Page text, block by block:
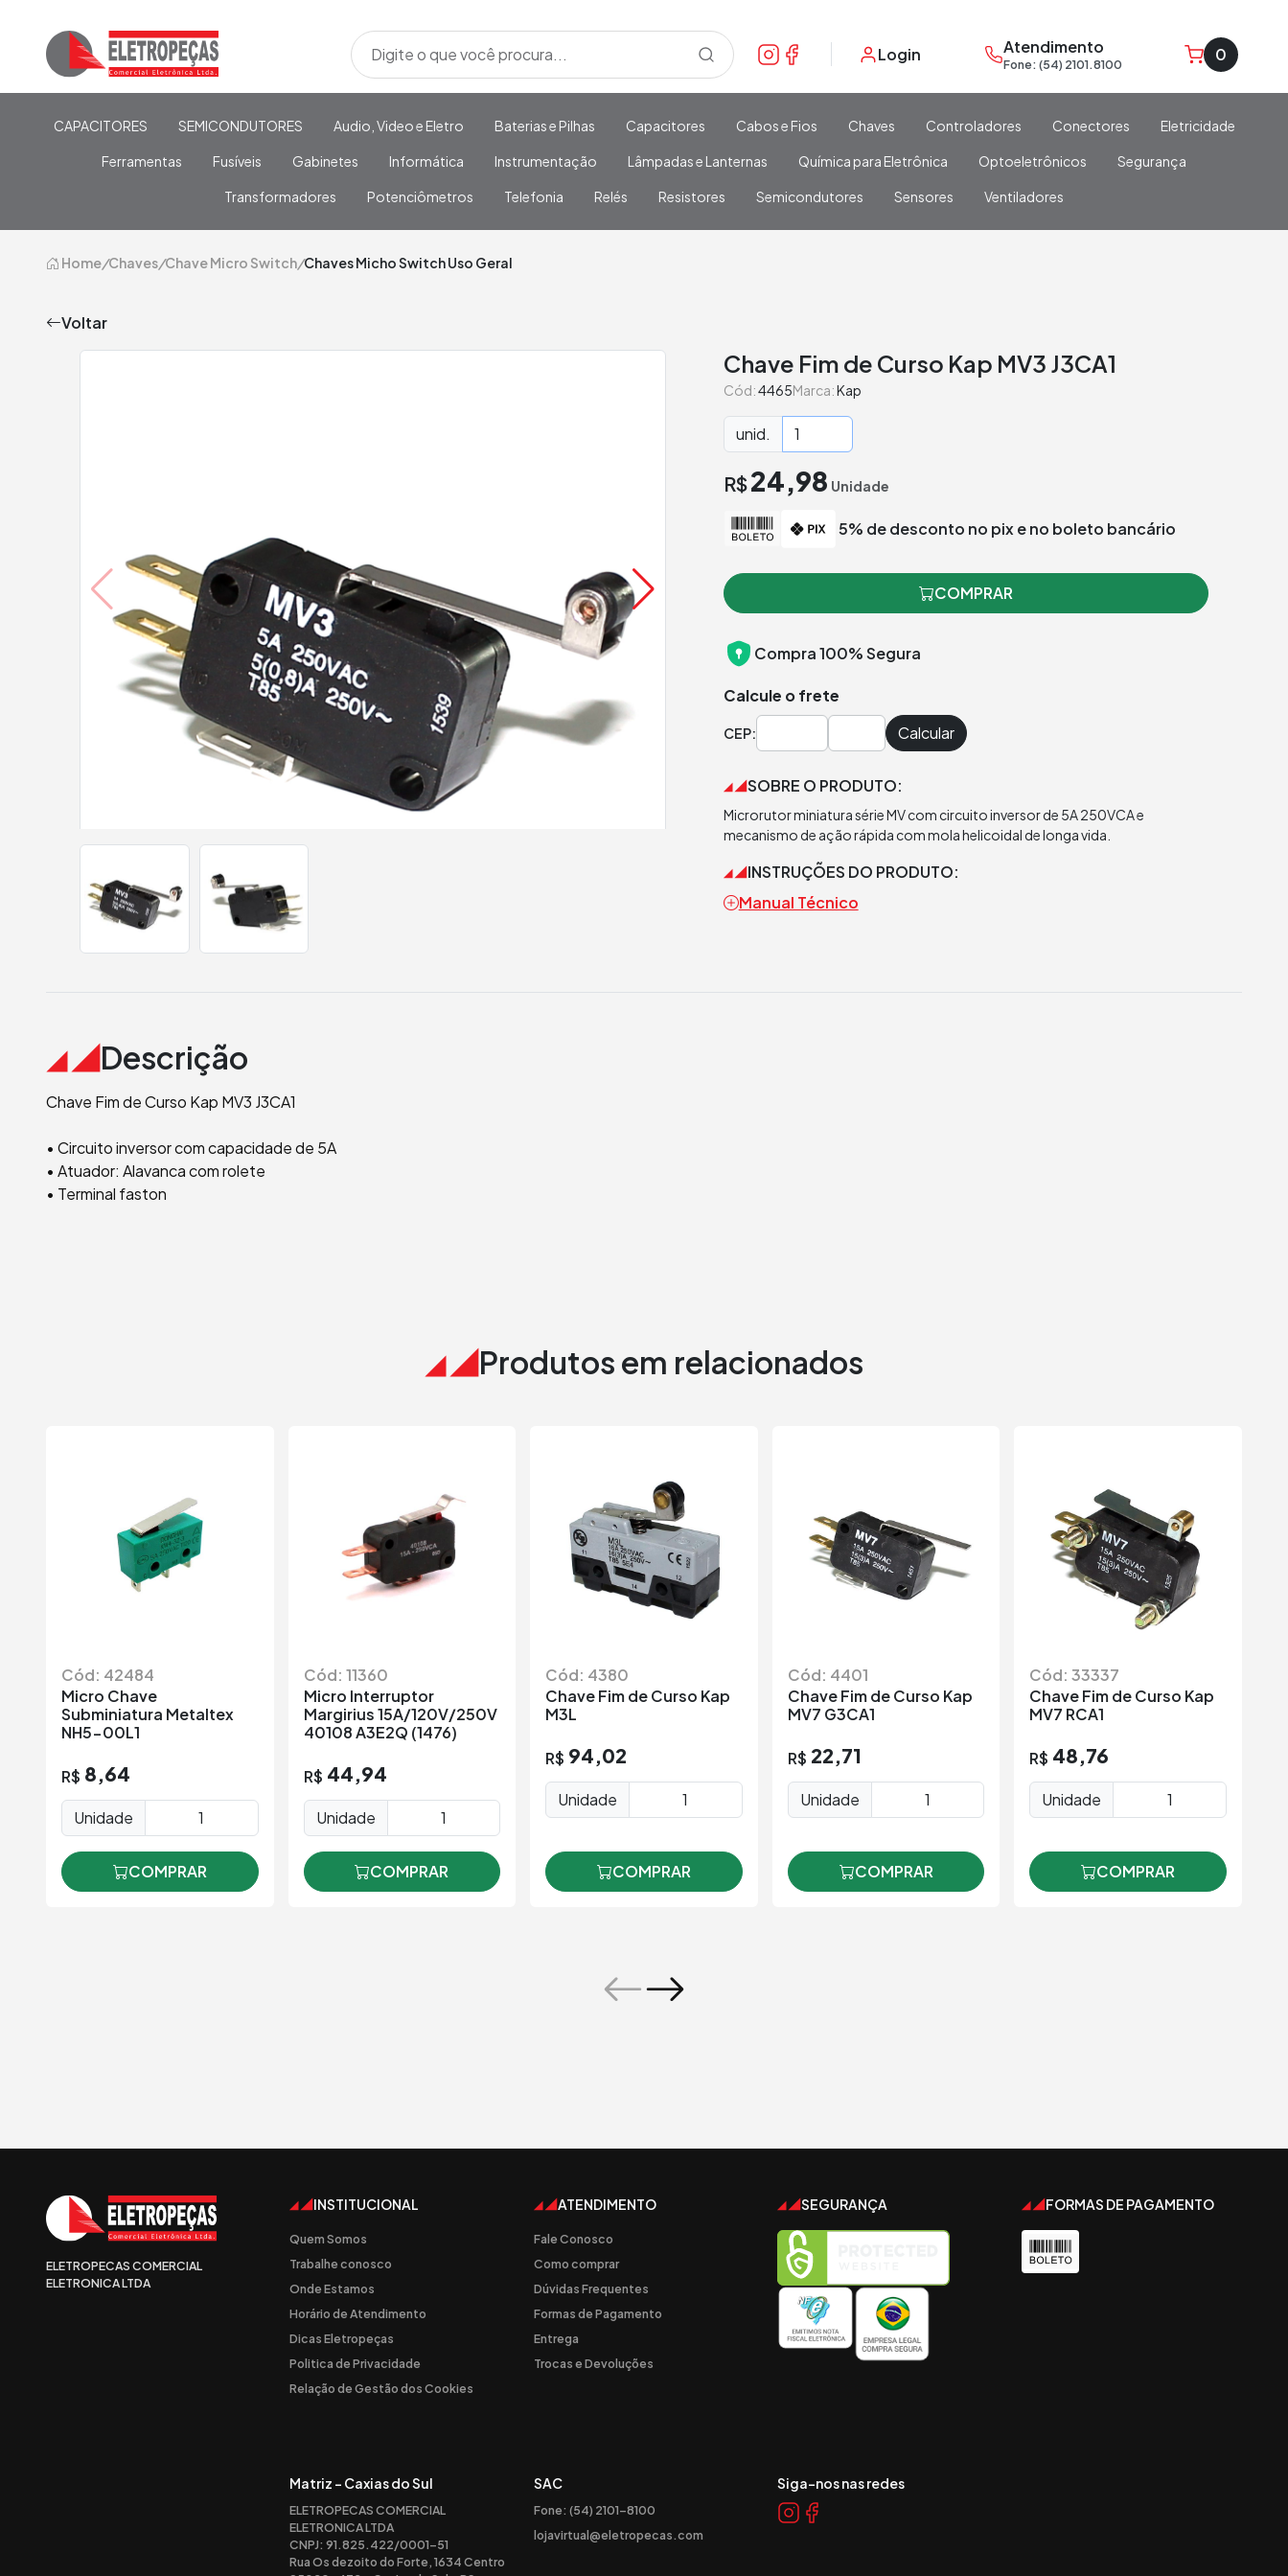
Login Atendimento
Fone: (54) 2101.8100 0
CAPACITORES SEMICONDUTORES Audio, Video e Eletro Baterias e Pilhas Capacitores Cabos e Fios Chaves Controladores Conectores Eletricidade
Ferramentas Fusíveis Gabinetes Informática Instrumentação Lâmpadas e Lanternas Química para Eletrônica Optoeletrônicos Segurança
Transformadores Potenciômetros Telefonia Relés Resistores Semicondutores Sensores Ventiladores
Home/Chaves/Chave Micro Switch/Chaves Micho Switch Uso Geral
Voltar
Chave Fim de Curso Kap MV3 J3CA1
Cód:4465Marca:Kap
unid.
R$24,98 Unidade
5% de desconto no pix e no boleto bancário
COMPRAR
Compra 100% Segura
Calcule o frete
CEP: Calcular
SOBRE O PRODUTO:
Microrutor miniatura série MV com circuito inversor de 5A 250VCA e
mecanismo de ação rápida com mola helicoidal de longa vida.
INSTRUÇÕES DO PRODUTO:
Manual Técnico
Descrição
Chave Fim de Curso Kap MV3 J3CA1
• Circuito inversor com capacidade de 5A
• Atuador: Alavanca com rolete
• Terminal faston
Produtos em relacionados
Cód: 42484
Micro Chave
Subminiatura Metaltex
NH5-00L1
R$ 8,64
Unidade
COMPRAR
Cód: 11360
Micro Interruptor
Margirius 15A/120V/250V
40108 A3E2Q (1476)
R$ 44,94
Unidade
COMPRAR
Cód: 4380
Chave Fim de Curso Kap
M3L
R$ 94,02
Unidade
COMPRAR
Cód: 4401
Chave Fim de Curso Kap
MV7 G3CA1
R$ 22,71
Unidade
COMPRAR
Cód: 33337
Chave Fim de Curso Kap
MV7 RCA1
R$ 48,76
Unidade
COMPRAR
ELETROPECAS COMERCIAL
ELETRONICA LTDA
INSTITUCIONAL
Quem Somos
Trabalhe conosco
Onde Estamos
Horário de Atendimento
Dicas Eletropeças
Politica de Privacidade
Relação de Gestão dos Cookies
ATENDIMENTO
Fale Conosco
Como comprar
Dúvidas Frequentes
Formas de Pagamento
Entrega
Trocas e Devoluções
SEGURANÇA FORMAS DE PAGAMENTO
Matriz - Caxias do Sul
ELETROPECAS COMERCIAL
ELETRONICA LTDA
CNPJ: 91.825.422/0001-51
Rua Os dezoito do Forte, 1634 Centro
SAC
Fone: (54) 2101-8100
lojavirtual@eletropecas.com
Siga-nos nas redes